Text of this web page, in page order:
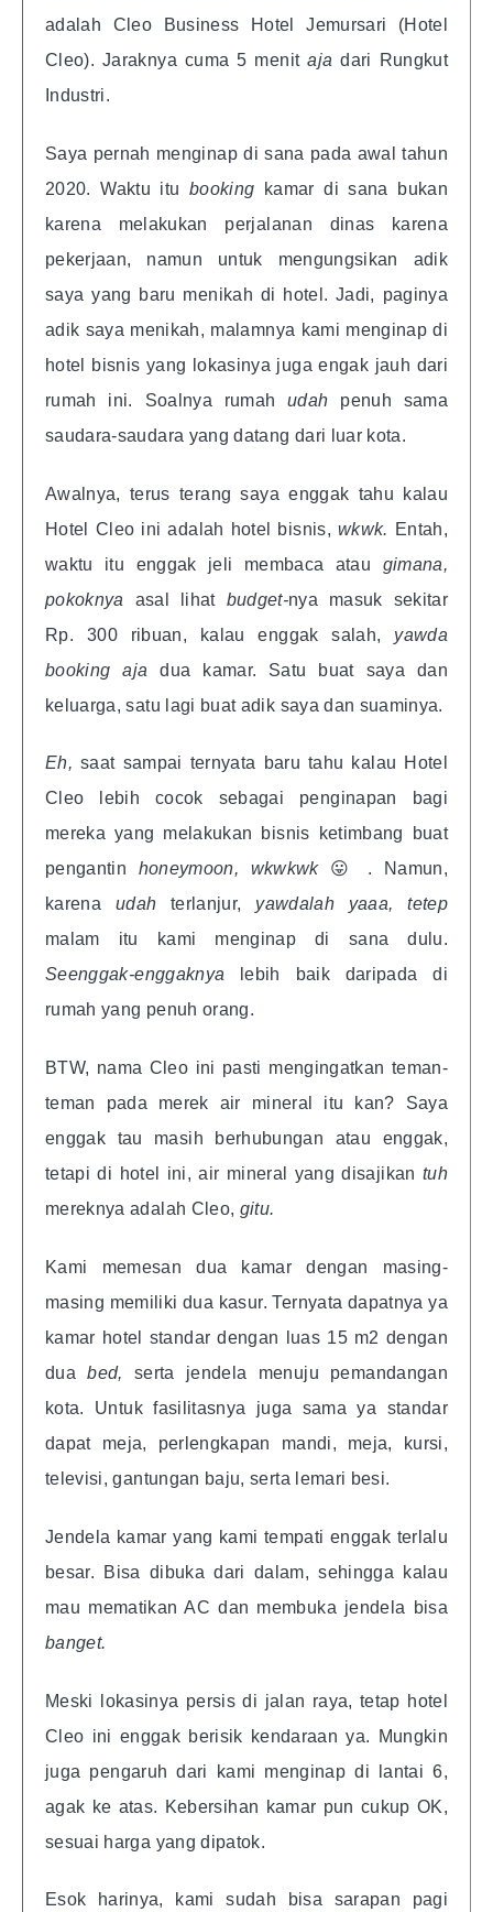
adalah Cleo Business Hotel Jemursari (Hotel
Cleo). Jaraknya cuma 5 menitajadari Rungkut
Industri.
Saya pernah menginap di sana pada awal tahun
2020. Waktu itu booking
kamar di sana bukan
karena melakukan perjalanan dinas karena
pekerjaan, namun untuk mengungsikan adik
saya yang baru menikah di hotel. Jadi, paginya
adik saya menikah, malamnya kami menginap di
hotel bisnis yang lokasinya juga engak jauh dari
rumah ini. Soalnya rumahudah penuh sama
saudara-saudara yang datang dari luar kota.
Awalnya, terus terang saya enggak tahu kalau
Hotel Cleo ini adalah hotel bisnis,wkwk. Entah,
waktu itu enggak jeli membaca atau gimana,
pokoknya asal lihat budget-nya masuk sekitar
Rp. 300 ribuan, kalau enggak salah, yawda
booking ajadua kamar. Satu buat saya dan
keluarga, satu lagi buat adik saya dan suaminya.
Eh,saat sampai ternyata baru tahu kalau Hotel
Cleo lebih cocok sebagai penginapan bagi
mereka yang melakukan bisnis ketimbang buat
pengantin honeymoon, wkwkwk 😛 . Namun,
karena udah terlanjur, yawdalah yaaa, tetep
malam itu kami menginap di sana dulu.
Seenggak-enggaknya
lebih baik daripada di
rumah yang penuh orang.
BTW, nama Cleo ini pasti mengingatkan teman-
teman pada merek air mineral itu kan? Saya
enggak tau masih berhubungan atau enggak,
tetapi di hotel ini, air mineral yang disajikan tuh
mereknya adalah Cleo, gitu.
Kami memesan dua kamar dengan masing-
masing memiliki dua kasur. Ternyata dapatnya ya
kamar hotel standar dengan luas 15 m2 dengan
duabed,
serta jendela menuju pemandangan
kota. Untuk fasilitasnya juga sama ya standar
dapat meja, perlengkapan mandi, meja, kursi,
televisi, gantungan baju, serta lemari besi.
Jendela kamar yang kami tempati enggak terlalu
besar. Bisa dibuka dari dalam, sehingga kalau
mau mematikan AC dan membuka jendela bisa
banget.
Meski lokasinya persis di jalan raya, tetap hotel
Cleo ini enggak berisik kendaraan ya. Mungkin
juga pengaruh dari kami menginap di lantai 6,
agak ke atas. Kebersihan kamar pun cukup OK,
sesuai harga yang dipatok.
Esok harinya, kami sudah bisa sarapan pagi